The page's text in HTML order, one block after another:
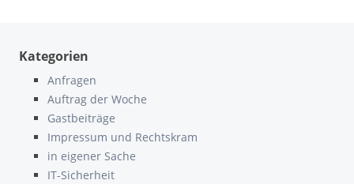
Kategorien
Anfragen
Auftrag der Woche
Gastbeiträge
Impressum und Rechtskram
in eigener Sache
IT-Sicherheit